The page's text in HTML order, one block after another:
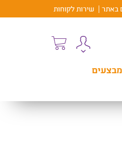
באתר שירות לקוחות
מבצעים